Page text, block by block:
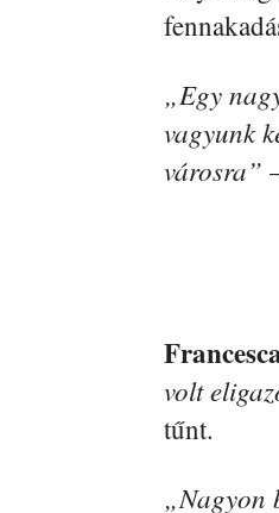
„Egy
vagyunk
városra”
volt
tűnt.
„Nagyon